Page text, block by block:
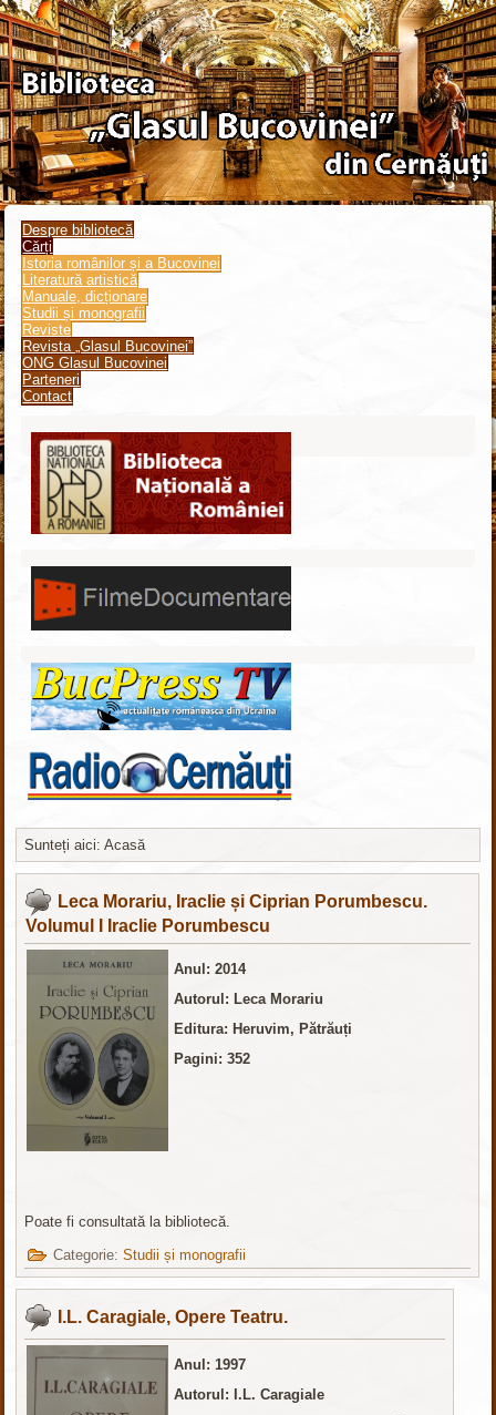
Despre bibliotecă
Cărți
Istoria românilor și a Bucovinei
Literatură artistică
Manuale, dicționare
Studii și monografii
Reviste
Revista „Glasul Bucovinei”
ONG Glasul Bucovinei
Parteneri
Contact
Sunteți aici:Acasă
Leca Morariu, Iraclie și Ciprian Porumbescu.
Volumul I Iraclie Porumbescu
Anul: 2014
Autorul: Leca Morariu
Editura: Heruvim, Pătrăuți
Pagini: 352
Poate fi consultată la bibliotecă.
Categorie:Studii și monografii
I.L. Caragiale, Opere Teatru.
Anul: 1997
Autorul: I.L. Caragiale